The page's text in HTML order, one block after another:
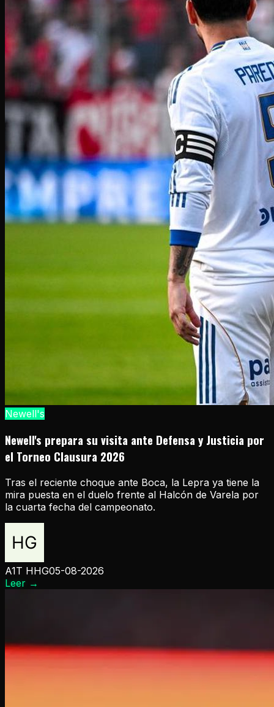
Newell's
Newell's prepara su visita ante Defensa y Justicia por
el Torneo Clausura 2026
Tras el reciente choque ante Boca, la Lepra ya tiene la
mira puesta en el duelo frente al Halcón de Varela por
la cuarta fecha del campeonato.
A1T HHG05-08-2026
Leer →